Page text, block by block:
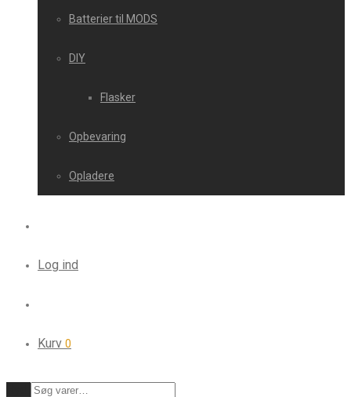
Batterier til MODS
DIY
Flasker
Opbevaring
Opladere
Log ind
Kurv 0